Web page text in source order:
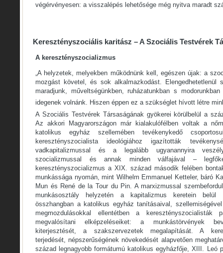
végérvényesen: a visszalépés lehetősége még nyitva maradt
Keresztényszociális karitász – A Szociális Testvérek
A keresztényszocializmus
„A helyzetek, melyekben működnünk kell, egészen újak: a
mozgást követel, és sok alkalmazkodást. Elengedhetetlenül
maradjunk, műveltségünkben, ruházatunkban s
idegenek volnánk. Hiszen éppen ez a szükséglet hívott létre
A Szociális Testvérek Társaságának gyökerei körülbelül a
Az akkori Magyarországon már kialakulófélben voltak a
katolikus egyház szellemében tevékenykedő
keresztényszocialista ideológiához igazították
vadkapitalizmussal és a legalább ugyanannyira
szocializmussal és annak minden válfajával –
keresztényszocializmus a XIX. század második felében
munkássága nyomán, mint Wilhelm Emmanuel Ketteler, báró
Mun és René de la Tour du Pin. A marxizmussal
munkásosztály helyzetén a kapitalizmus keretein belül
összhangban a katolikus egyház tanításaival,
megmozdulásokkal ellentétben a keresztényszocialisták
megvalósítani elképzeléseiket: a munkástörvények
kiterjesztését, a szakszervezetek megalapítását. A
terjedését, népszerűségének növekedését alapvetően
század legnagyobb formátumú katolikus egyházfője, XIII. Leó